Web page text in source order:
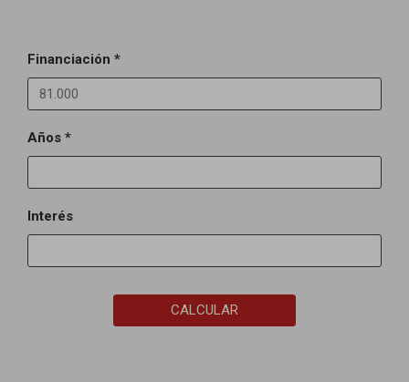
Financiación *
Años *
Interés
CALCULAR